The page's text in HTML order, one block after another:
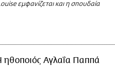
εμφανίζεται και η σπουδαία
ηθοποιός Αγλαΐα Παππά